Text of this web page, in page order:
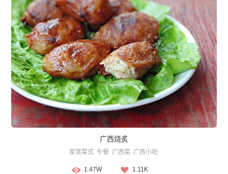
广西烧炙
家常菜式 午餐 广西菜 广西小吃
1.47W 1.11K